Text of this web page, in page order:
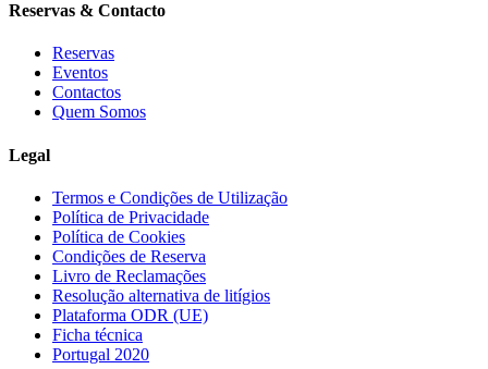
Reservas & Contacto
Reservas
Eventos
Contactos
Quem Somos
Legal
Termos e Condições de Utilização
Política de Privacidade
Política de Cookies
Condições de Reserva
Livro de Reclamações
Resolução alternativa de litígios
Plataforma ODR (UE)
Ficha técnica
Portugal 2020